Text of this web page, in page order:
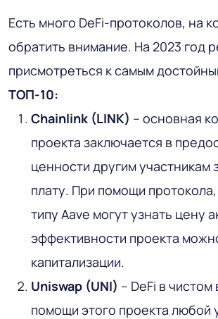
Есть много DeFi-протоколов, на
обратить внимание. На 2023 год
присмотреться к самым
ТОП-10:
Chainlink (LINK) – основная
проекта заключается в
ценности другим участникам
плату. При помощи
типу Aave могут узнать цену
эффективности проекта
капитализации.
Uniswap (UNI) – DeFi в чистом
помощи этого проекта любой